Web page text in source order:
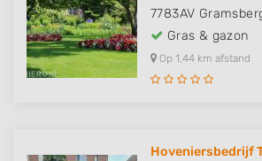
7783AV
Gras & gazon
Op 1,44 km afstand
Hoveniersbedrijf